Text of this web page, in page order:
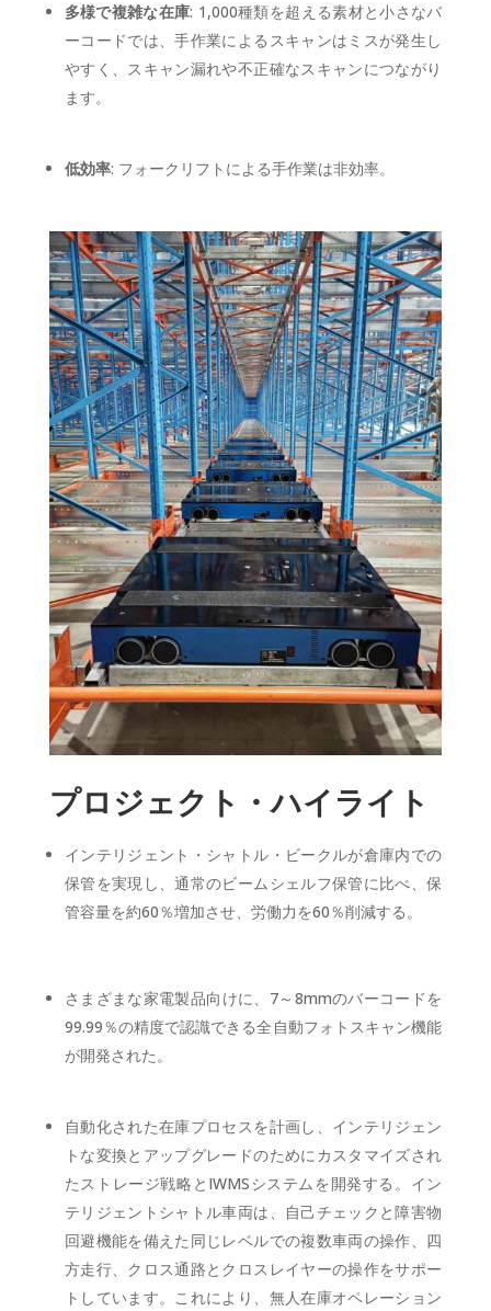
多様で複雑な在庫: 1,000種類を超える素材と小さなバ
ーコードでは、手作業によるスキャンはミスが発生し
やすく、スキャン漏れや不正確なスキャンにつながり
ます。
低効率: フォークリフトによる手作業は非効率。
プロジェクト・ハイライト
インテリジェント・シャトル・ビークルが倉庫内での
保管を実現し、通常のビームシェルフ保管に比べ、保
管容量を約60％増加させ、労働力を60％削減する。
さまざまな家電製品向けに、7～8mmのバーコードを
99.99％の精度で認識できる全自動フォトスキャン機能
が開発された。
自動化された在庫プロセスを計画し、インテリジェン
トな変換とアップグレードのためにカスタマイズされ
たストレージ戦略とIWMSシステムを開発する。イン
テリジェントシャトル車両は、自己チェックと障害物
回避機能を備えた同じレベルでの複数車両の操作、四
方走行、クロス通路とクロスレイヤーの操作をサポー
トしています。これにより、無人在庫オペレーション